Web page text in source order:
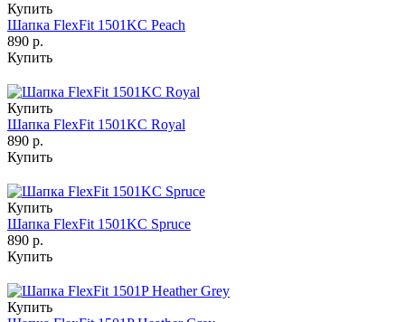
Купить
Шапка FlexFit 1501KC Peach
890 р.
Купить
Купить
Шапка FlexFit 1501KC Royal
890 р.
Купить
Купить
Шапка FlexFit 1501KC Spruce
890 р.
Купить
Купить